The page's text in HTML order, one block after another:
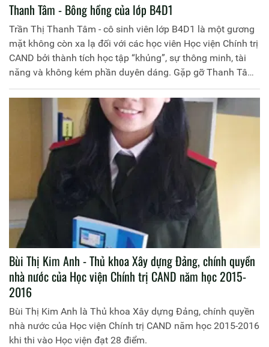
Thanh Tâm - Bông hồng của lớp B4D1
Trần Thị Thanh Tâm - cô sinh viên lớp B4D1 là một gương
mặt không còn xa lạ đối với các học viên Học viện Chính trị
CAND bởi thành tích học tập “khủng”, sự thông minh, tài
năng và không kém phần duyên dáng. Gặp gỡ Thanh Tâm
trên giảng đường sau giờ tan học, cô gái nhỏ nhắn đã chia
sẻ rất cởi mở về thành quả mình đạt được và những kinh
nghiệm của bản thân trong quá trình học tập, rèn luyện tại
Học viện Chính trị CAND.
Bùi Thị Kim Anh - Thủ khoa Xây dựng Đảng, chính quyền
nhà nước của Học viện Chính trị CAND năm học 2015-
2016
Bùi Thị Kim Anh là Thủ khoa Xây dựng Đảng, chính quyền
nhà nước của Học viện Chính trị CAND năm học 2015-2016
khi thi vào Học viện đạt 28 điểm.